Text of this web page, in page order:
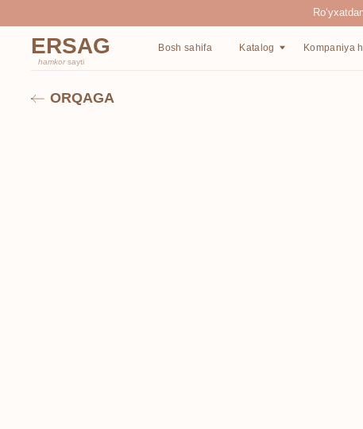
Ro‘yxatdan
Bosh sahifa Katalog Kompaniya haqida
ERSAG
hamkorsayti